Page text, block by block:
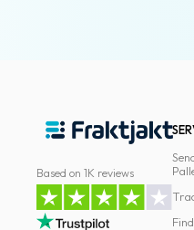
and
conditions
Privacy
Prohibited
Based on 1K reviews